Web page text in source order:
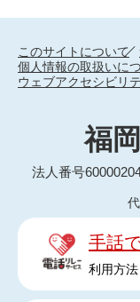
このサイトについて
個人情報の取扱いに
ウェブアクセシビリ
福
法人番号
手話
利用方法